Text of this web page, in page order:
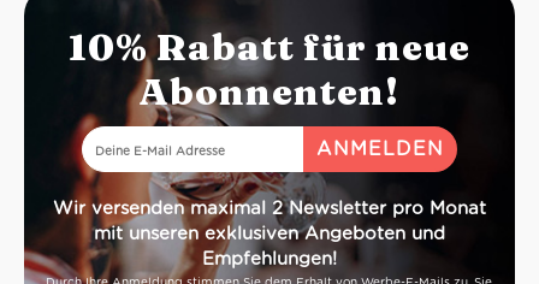
10% Rabatt für neue
Abonnenten!
Wir versenden maximal 2 Newsletter pro Monat
mit unseren exklusiven Angeboten und
Empfehlungen!
Durch Ihre Anmeldung stimmen Sie dem Erhalt von Werbe-E-Mails zu. Sie